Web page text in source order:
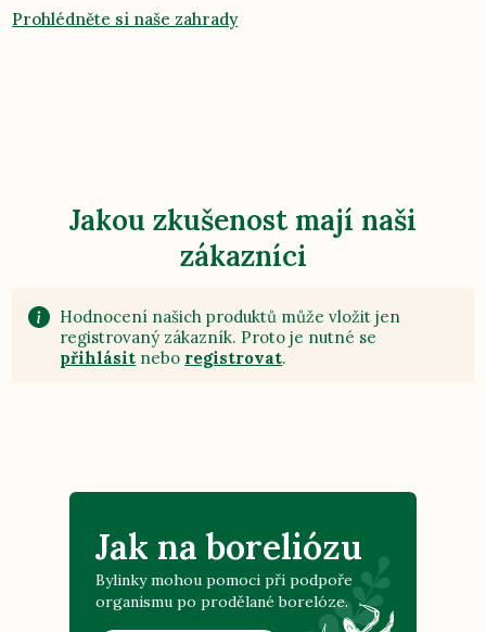
Prohlédněte si naše zahrady
Jak na boreliózu
Bylinky mohou pomoci při podpoře
organismu po prodělané borelóze.
Jakou zkušenost mají naši
zákazníci
Hodnocení našich produktů může vložit jen
registrovaný zákazník. Proto je nutné se
přihlásit nebo registrovat.